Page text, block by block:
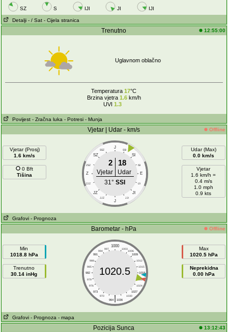
SZ S IJI JI IJI
Detalji - / Sat - Cijela stranica
Trenutno 12:55:00
Uglavnom oblačno
Temperatura17°C
Brzina vjetra 1.6km/h
UVI 1.3
Povijest - Zračna luka - Potresi - Munja
Vjetar | Udar - km/s Offline
Vjetar (Prosj)
1.6 km/s
0 Bft
Tišina
J
SSZ SSI
SZ SI
ZSZ ISI
Z E
ZJZ IJI
JZ JI
JJZ JJI
J
2 18
Vjetar
Udar
31°SSI
Udar (Max)
0.0 km/s
Vjetar
1.6 km/h =
0.4 m/s
1.0 mph
0.9 kts
Grafovi - Prognoza
Barometar - hPa Offline
Min
1018.8 hPa
Trenutno
30.14 inHg
1000
997 1003
994
1006
991
1009
988
1012
985
1015
982
1018
979
1021
976
1024
973
1027
970
1030
|
964 1036
1020.5
Max
1020.5 hPa
Neprekidna
0.00 hPa
Grafovi - Prognoza - mapa
Pozicija Sunca 13:12:43